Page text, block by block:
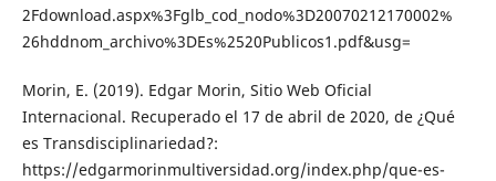
2Fdownload.aspx%3Fglb_cod_nodo%3D20070212170002%
26hddnom_archivo%3DEs%2520Publicos1.pdf&usg=
Morin, E. (2019). Edgar Morin, Sitio Web Oficial
Internacional. Recuperado el 17 de abril de 2020, de ¿Qué
es Transdisciplinariedad?:
https://edgarmorinmultiversidad.org/in­dex.php/que-es-